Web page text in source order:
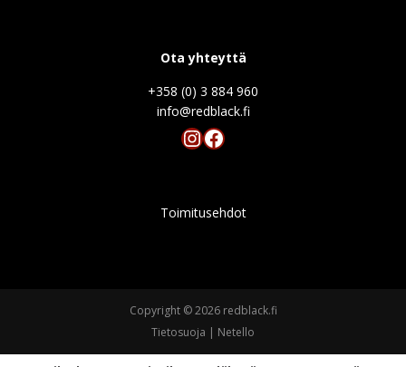
Ota yhteyttä
+358 (0) 3 884 960
info@redblack.f
Instagram
Facebook
Toimitusehdot
Copyright © 2026 redblack.fi
Tietosuoja | Netello